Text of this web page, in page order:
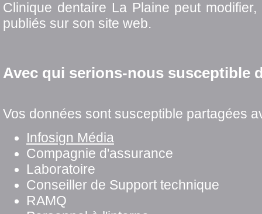
Clinique dentaire La Plaine peut
publiés sur son site web.
Avec qui serions-nous susceptible
Vos données sont susceptible partagées
Infosign Média
Compagnie d'assurance
Laboratoire
Conseiller de Support technique
RAMQ